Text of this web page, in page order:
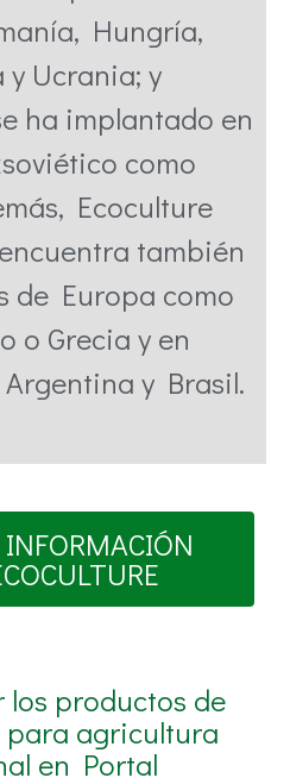
Hungría,
y Ucrania; y
ha implantado en
como
Ecoculture
también
de Europa como
o Grecia y en
y Brasil.
los productos de
para agricultura
en Portal